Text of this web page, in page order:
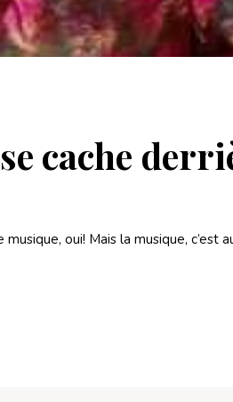
cache
oui! Mais la musique,